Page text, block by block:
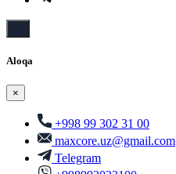
Aloqa
×
+998 99 302 31 00
maxcore.uz@gmail.com
Telegram